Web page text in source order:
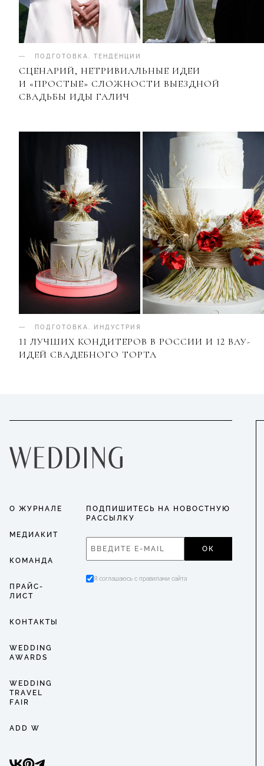
ПОДГОТОВКА ТЕНДЕНЦИИ
СЦЕНАРИЙ, НЕТРИВИАЛЬНЫЕ ИДЕИ
И «ПРОСТЫЕ» СЛОЖНОСТИ ВЫЕЗДНОЙ
СВАДЬБЫ ИДЫ ГАЛИЧ
ПОДГОТОВКА ИНДУСТРИЯ
11 ЛУЧШИХ КОНДИТЕРОВ В РОССИИ И 12 ВАУ-
ИДЕЙ СВАДЕБНОГО ТОРТА
О ЖУРНАЛЕ
МЕДИАКИТ
КОМАНДА
ПРАЙС-
ЛИСТ
КОНТАКТЫ
WEDDING
AWARDS
WEDDING
TRAVEL
FAIR
ADD W
ПОДПИШИТЕСЬ НА НОВОСТНУЮ
РАССЫЛКУ
ОК
Я соглашаюсь с правилами сайта